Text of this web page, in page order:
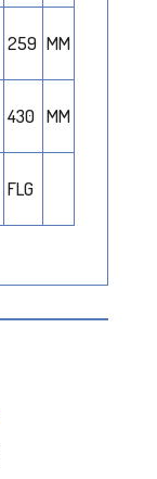
259 MM
430 MM
FLG